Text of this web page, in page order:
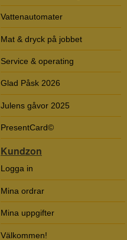
Vattenautomater
Mat & dryck på jobbet
Service & operating
Glad Påsk 2026
Julens gåvor 2025
PresentCard©
Kundzon
Logga in
Mina ordrar
Mina uppgifter
Välkommen!